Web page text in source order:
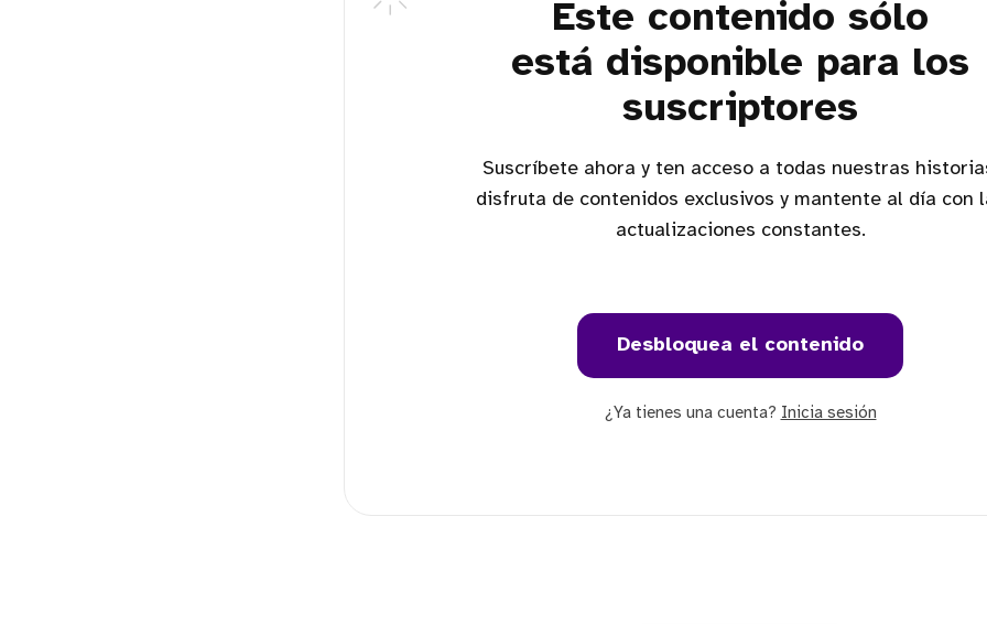
Este contenido sólo
está disponible para los
suscriptores
Suscríbete ahora y ten acceso a todas nuestras historias,
disfruta de contenidos exclusivos y mantente al día con
actualizaciones constantes.
Desbloquea el contenido
¿Ya tienes una cuenta? Inicia sesión